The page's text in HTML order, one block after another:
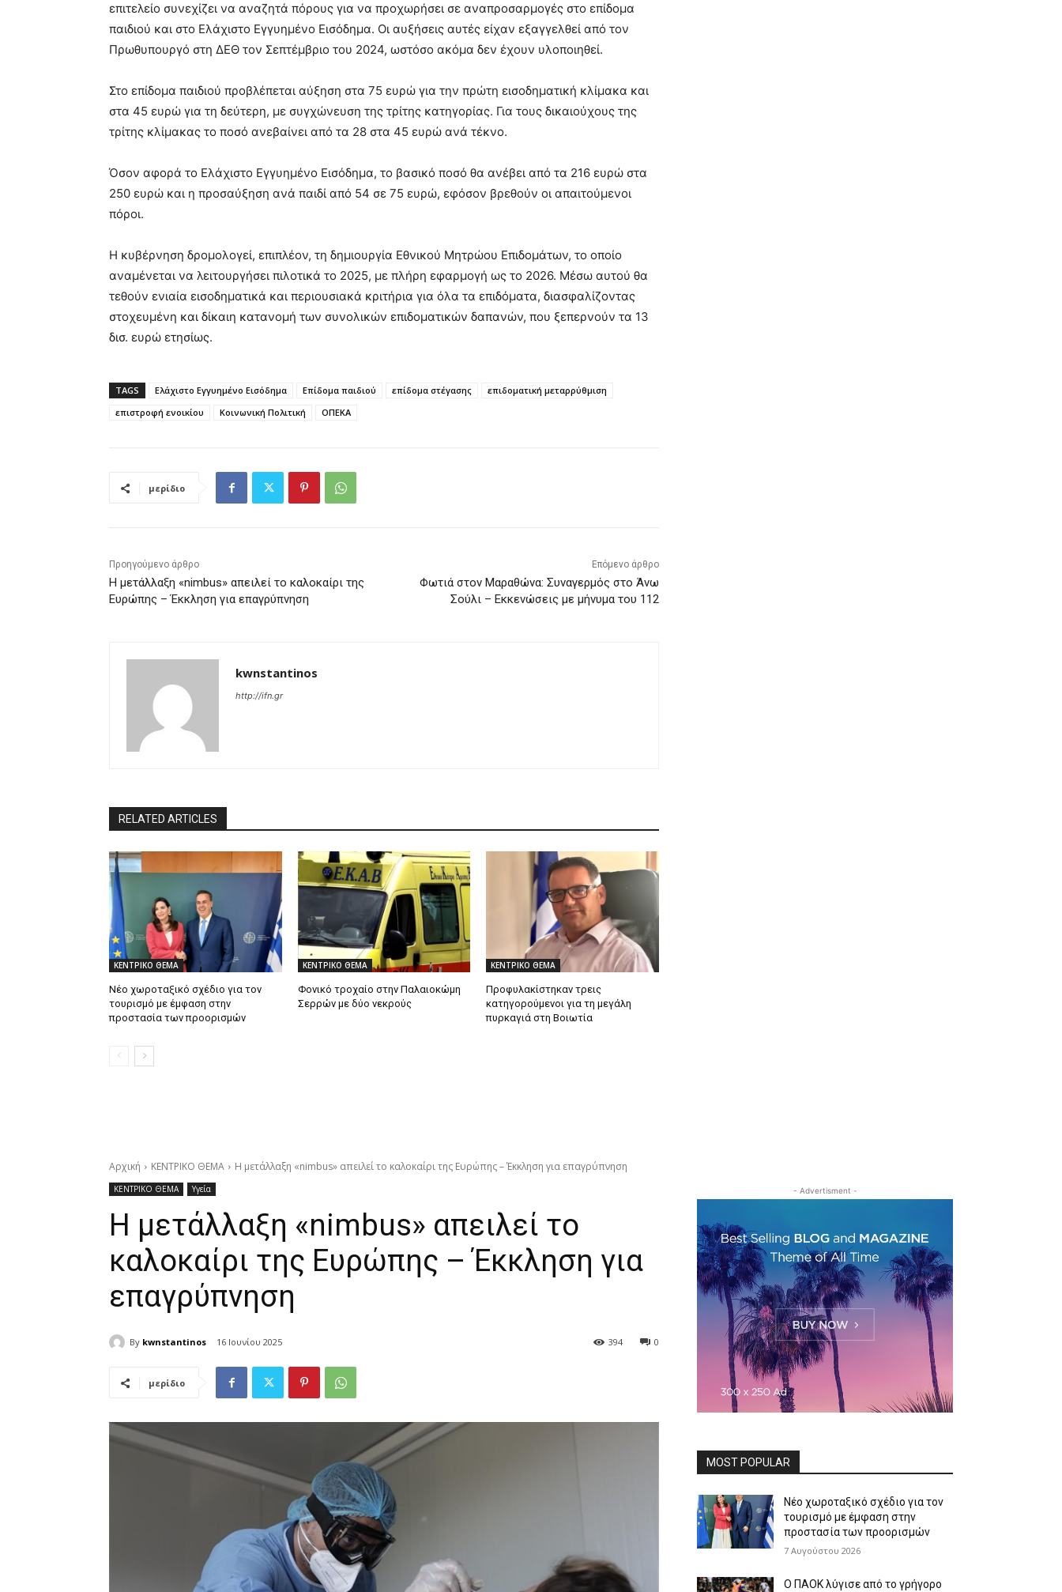
επιτελείο συνεχίζει να αναζητά πόρους για να προχωρήσει σε αναπροσαρμογές στο επίδομα
παιδιού και στο Ελάχιστο Εγγυημένο Εισόδημα. Οι αυξήσεις αυτές είχαν εξαγγελθεί από τον
Πρωθυπουργό στη ΔΕΘ τον Σεπτέμβριο του 2024, ωστόσο ακόμα δεν έχουν υλοποιηθεί.
Στο επίδομα παιδιού προβλέπεται αύξηση στα 75 ευρώ για την πρώτη εισοδηματική κλίμακα και
στα 45 ευρώ για τη δεύτερη, με συγχώνευση της τρίτης κατηγορίας. Για τους δικαιούχους της
τρίτης κλίμακας το ποσό ανεβαίνει από τα 28 στα 45 ευρώ ανά τέκνο.
Όσον αφορά το Ελάχιστο Εγγυημένο Εισόδημα, το βασικό ποσό θα ανέβει από τα 216 ευρώ στα
250 ευρώ και η προσαύξηση ανά παιδί από 54 σε 75 ευρώ, εφόσον βρεθούν οι απαιτούμενοι
πόροι.
Η κυβέρνηση δρομολογεί, επιπλέον, τη δημιουργία Εθνικού Μητρώου Επιδομάτων, το οποίο
αναμένεται να λειτουργήσει πιλοτικά το 2025, με πλήρη εφαρμογή ως το 2026. Μέσω αυτού θα
τεθούν ενιαία εισοδηματικά και περιουσιακά κριτήρια για όλα τα επιδόματα, διασφαλίζοντας
στοχευμένη και δίκαιη κατανομή των συνολικών επιδοματικών δαπανών, που ξεπερνούν τα 13
δισ. ευρώ ετησίως.
TAGS Ελάχιστο Εγγυημένο Εισόδημα Επίδομα παιδιού επίδομα στέγασης
επιδοματική μεταρρύθμιση
επιστροφή ενοικίου
Κοινωνική Πολιτική ΟΠΕΚΑ
μερίδιο
Προηγούμενο άρθρο
Η μετάλλαξη «nimbus» απειλεί το καλοκαίρι της
Ευρώπης – Έκκληση για επαγρύπνηση
Επόμενο άρθρο
Φωτιά στον Μαραθώνα: Συναγερμός στο Άνω
Σούλι – Εκκενώσεις με μήνυμα του 112
kwnstantinos
http://ifn.gr
RELATED ARTICLES
ΚΕΝΤΡΙΚΟ ΘΕΜΑ
Νέο χωροταξικό σχέδιο για τον
τουρισμό με έμφαση στην
προστασία των προορισμών
ΚΕΝΤΡΙΚΟ ΘΕΜΑ
Φονικό τροχαίο στην Παλαιοκώμη
Σερρών με δύο νεκρούς
ΚΕΝΤΡΙΚΟ ΘΕΜΑ
Προφυλακίστηκαν τρεις
κατηγορούμενοι για τη μεγάλη
πυρκαγιά στη Βοιωτία